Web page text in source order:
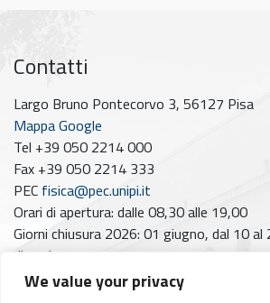
We value your privacy
Contatti
Largo Bruno Pontecorvo 3, 56127 Pisa
Mappa Google
Tel +39 050 2214 000
Fax +39 050 2214 333
PEC fisica@pec.unipi.it
Orari di apertura: dalle 08,30 alle 19,00
Giorni chiusura 2026: 01 giugno, dal 10
dicembre
Seguici su